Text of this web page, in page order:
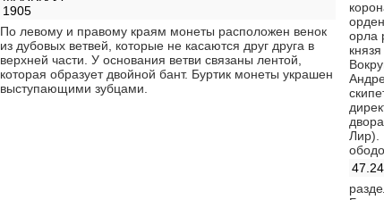
1905
По левому и правому краям монеты расположен венок
из дубовых ветвей, которые не касаются друг друга в
верхней части. У основания ветви связаны лентой,
которая образует двойной бант. Буртик монеты украшен
выступающими зубцами.
орла
Лир).